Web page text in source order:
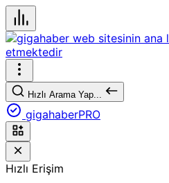
Hızlı Arama Yap...
gigahaberPRO
Hızlı Erişim